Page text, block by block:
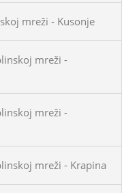
mreži - Kusonje
mreži -
mreži -
mreži - Krapina